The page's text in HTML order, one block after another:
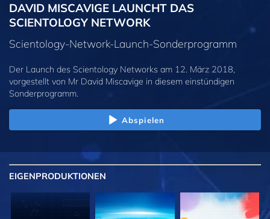
DAVID MISCAVIGE LAUNCHT DAS
SCIENTOLOGY NETWORK
Scientology-Network-Launch-Sonderprogramm
Der Launch des Scientology Networks am 12. März 2018,
vorgestellt von Mr David Miscavige in diesem einstündigen
Sonderprogramm.
Abspielen
EIGENPRODUKTIONEN